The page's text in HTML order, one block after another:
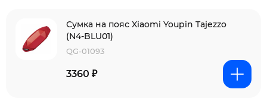
Сумка на пояс Xiaomi Youpin Tajezzo
(N4-BLU01)
QG-01093
3360 ₽